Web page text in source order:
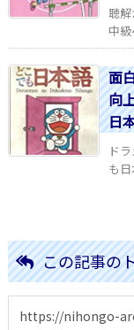
聴
中
面
向
日
ド
も
この記事の